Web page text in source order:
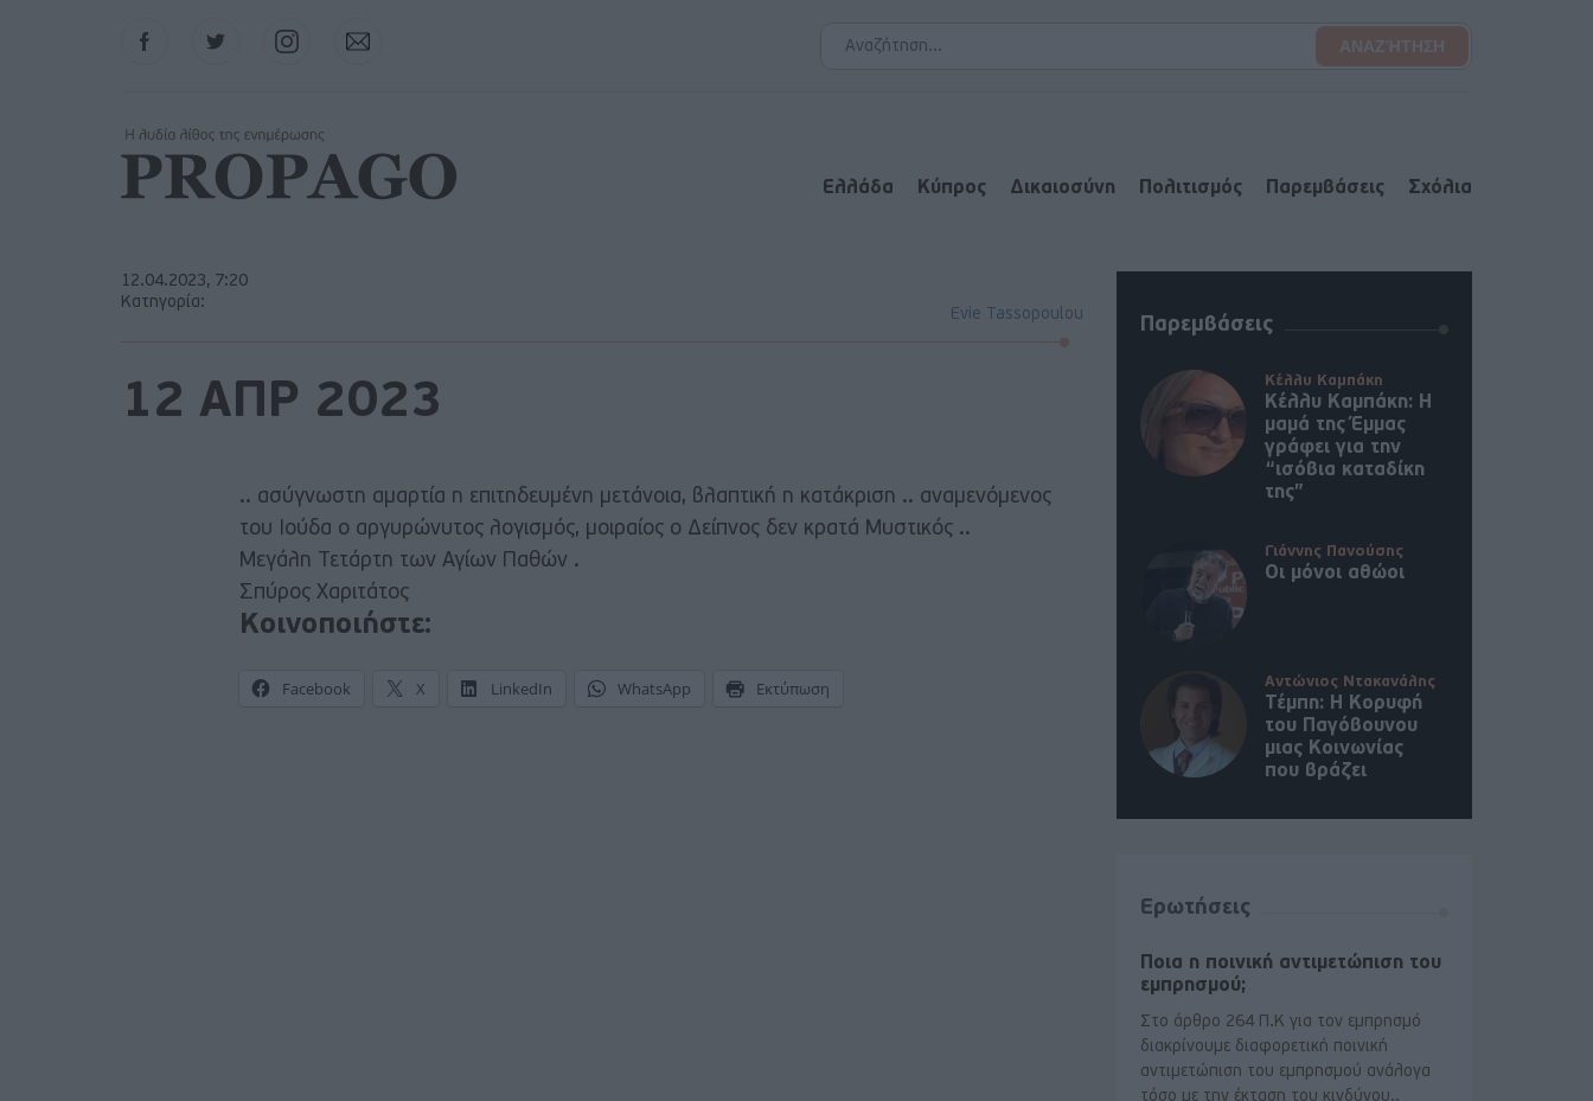
FacebookTwitter InstagramContact
Ελλάδα Κύπρος Δικαιοσύνη Πολιτισμός Παρεμβάσεις Σχόλια
12.04.2023, 7:20
Κατηγορία:
Evie Tassopoulou
12 ΑΠΡ 2023
.. ασύγνωστη αμαρτία η επιτηδευμένη μετάνοια, βλαπτική η κατάκριση .. αναμενόμενος
του Ιούδα ο αργυρώνυτος λογισμός, μοιραίος ο Δείπνος δεν κρατά Μυστικός ..
Μεγάλη Τετάρτη των Αγίων Παθών .
Σπύρος Χαριτάτος
Κοινοποιήστε:
Facebook X LinkedIn WhatsApp Εκτύπωση
Παρεμβάσεις
Κέλλυ Καμπάκη
Κέλλυ Καμπάκη: Η
μαμά της Έμμας
γράφει για την
“ισόβια καταδίκη
της”
Γιάννης Πανούσης
Οι μόνοι αθώοι
Αντώνιος Ντακανάλης
Τέμπη: Η Κορυφή
του Παγόβουνου
μιας Κοινωνίας
που βράζει
Ερωτήσεις
Ποια η ποινική αντιμετώπιση του
εμπρησμού;
Στο άρθρο 264 Π.Κ για τον εμπρησμό
διακρίνουμε διαφορετική ποινική
αντιμετώπιση του εμπρησμού ανάλογα
τόσο με την έκταση του κινδύνου..